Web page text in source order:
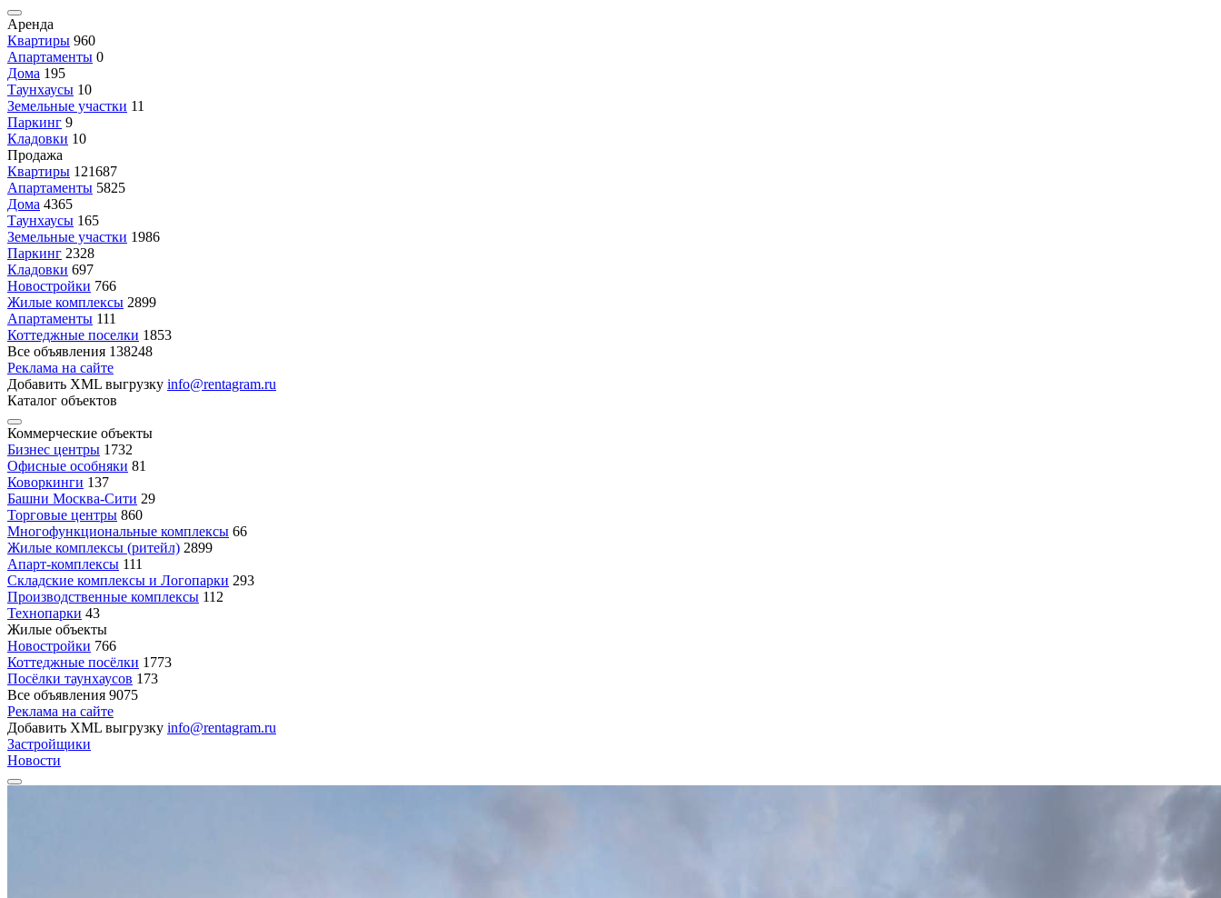
Аренда
Квартиры 960
Апартаменты 0
Дома 195
Таунхаусы 10
Земельные участки 11
Паркинг 9
Кладовки 10
Продажа
Квартиры 121687
Апартаменты 5825
Дома 4365
Таунхаусы 165
Земельные участки 1986
Паркинг 2328
Кладовки 697
Новостройки 766
Жилые комплексы 2899
Апартаменты 111
Коттеджные поселки 1853
Все объявления 138248
Реклама на сайте
Добавить XML выгрузку info@rentagram.ru
Каталог объектов
Коммерческие объекты
Бизнес центры 1732
Офисные особняки 81
Коворкинги 137
Башни Москва-Сити 29
Торговые центры 860
Многофункциональные комплексы 66
Жилые комплексы (ритейл) 2899
Апарт-комплексы 111
Складские комплексы и Логопарки 293
Производственные комплексы 112
Технопарки 43
Жилые объекты
Новостройки 766
Коттеджные посёлки 1773
Посёлки таунхаусов 173
Все объявления 9075
Реклама на сайте
Добавить XML выгрузку info@rentagram.ru
Застройщики
Новости